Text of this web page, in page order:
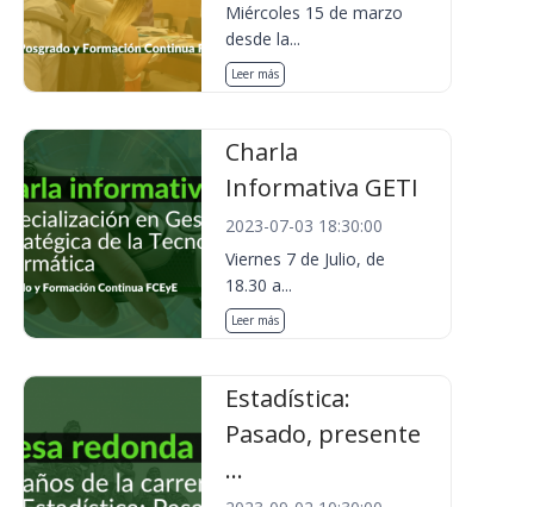
Miércoles 15 de marzo
desde la...
Leer más
Charla
Informativa GETI
2023-07-03 18:30:00
Viernes 7 de Julio, de
18.30 a...
Leer más
Estadística:
Pasado, presente
...